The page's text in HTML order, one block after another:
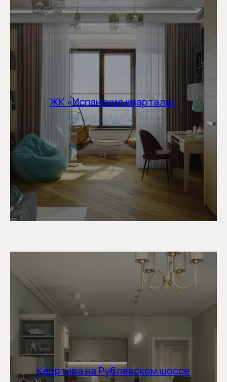
ЖК «Испанские кварталы»
Квартира на Рублевском шоссе
+7 916 573-08-78
novabelladiz@yandex.ru
Дизайн интерьера
для комфортной
СВЯЖИТЕСЬ С НАМИ